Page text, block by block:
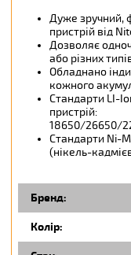
Дуже зручний,
пристрій від
Дозволяє
або різних
Обладнано
кожного
Стандарти LI-
пристрій:
18650/26650/
Стандарти Ni-
(нікель-
Бренд:
Колір: